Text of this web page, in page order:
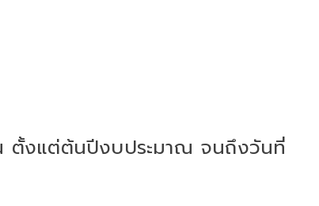
ตั้งแต่ต้นปีงบประมาณ จนถึงวันที่